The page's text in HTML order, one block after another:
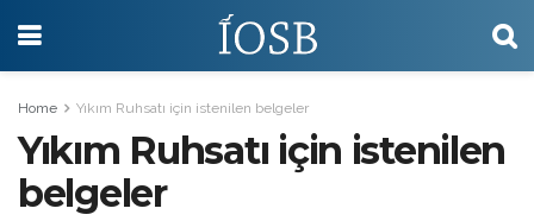
Home Yıkım Ruhsatı için istenilen belgeler
Yıkım Ruhsatı için istenilen
belgeler